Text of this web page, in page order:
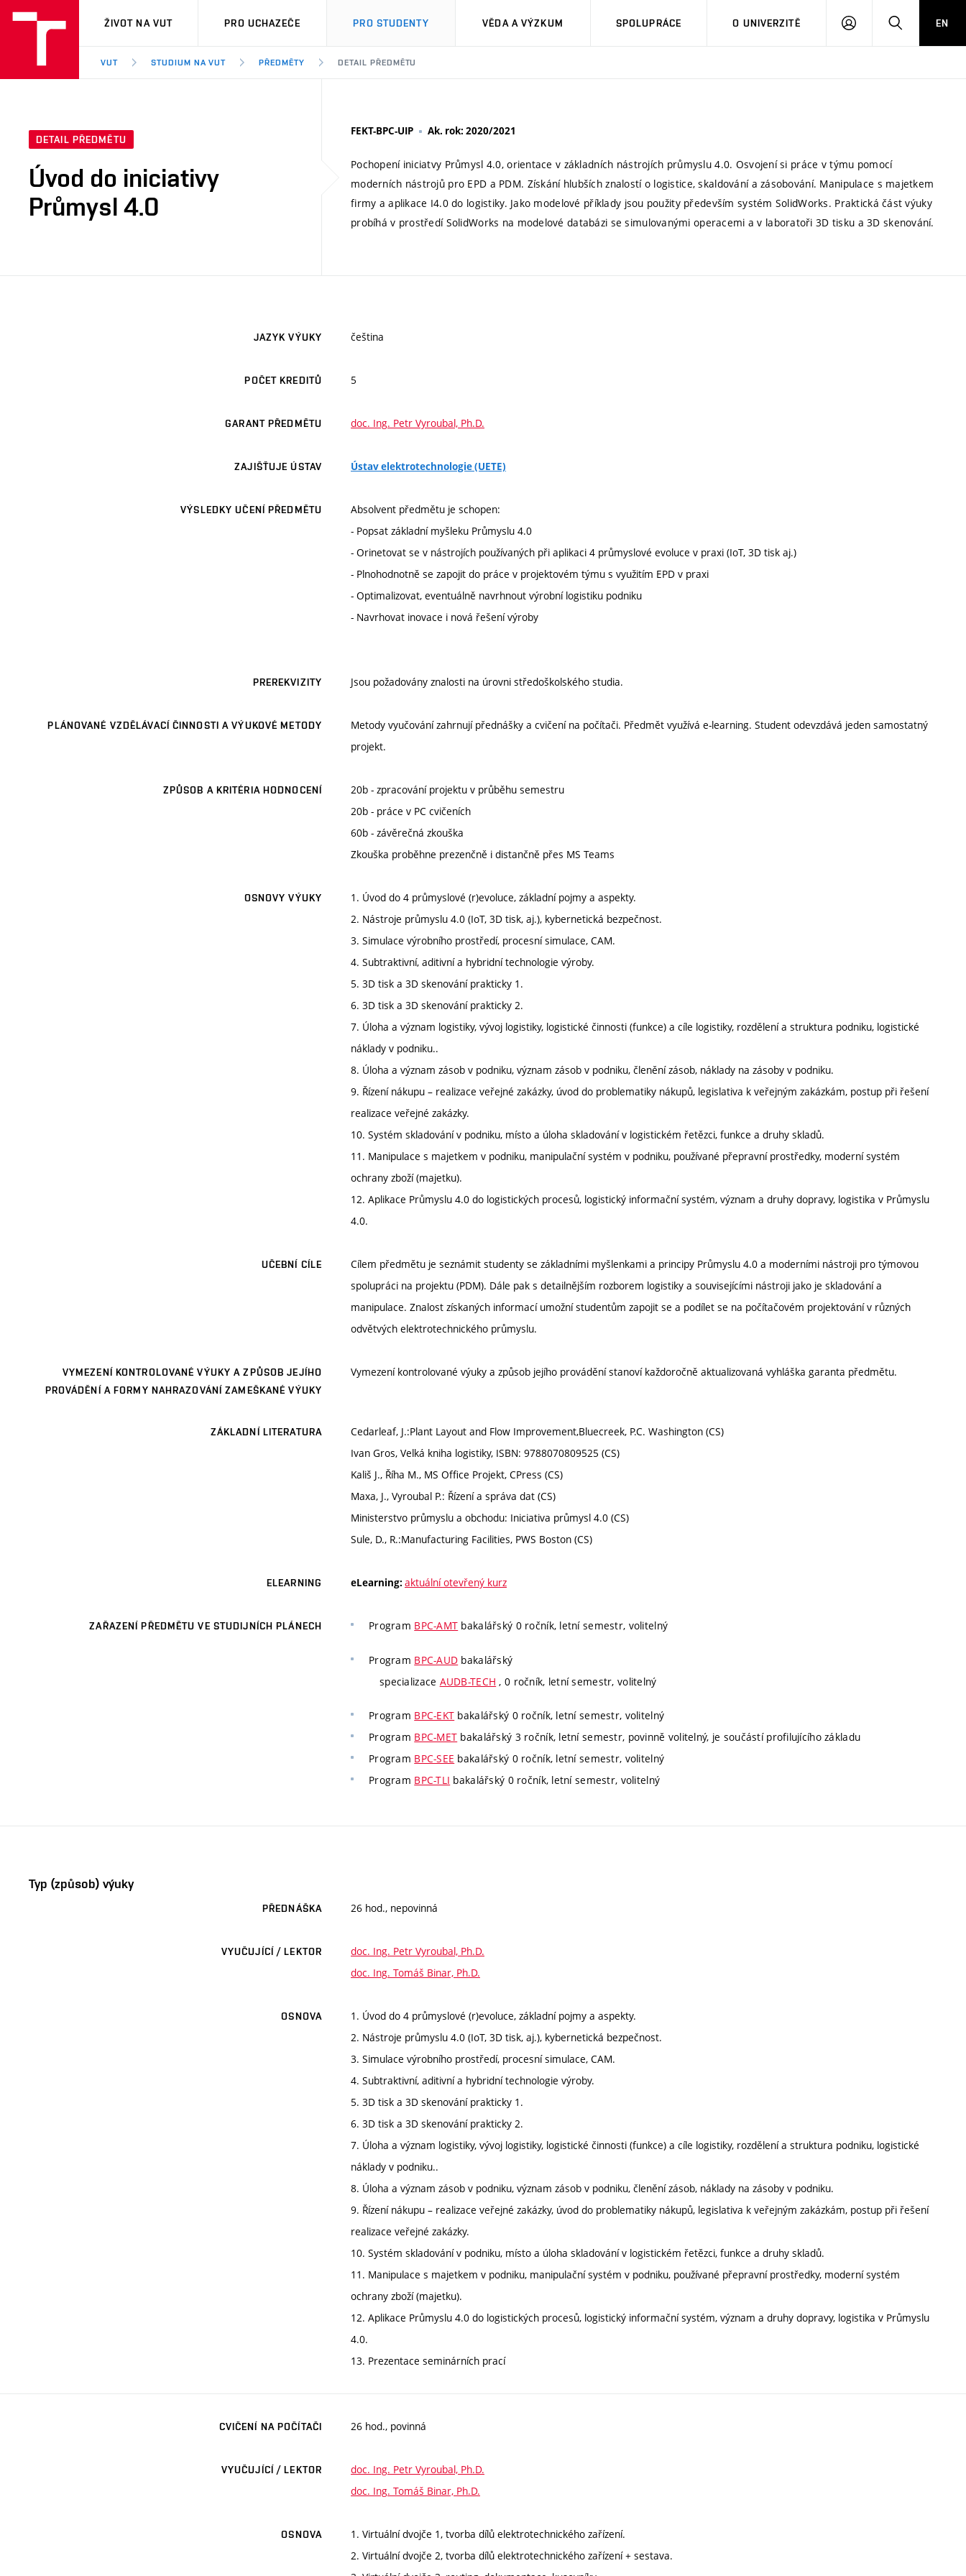
VUT
ŽIVOT NA VUT PRO UCHAZEČE PRO STUDENTY VĚDA A VÝZKUM SPOLUPRÁCE O UNIVERZITĚ
PŘIHLÁSIT HLEDATEN
VUT STUDIUM NA VUT PŘEDMĚTY DETAIL PŘEDMĚTU
DETAIL PŘEDMĚTU
Úvod do iniciativy
Průmysl 4.0
FEKT-BPC-UIP Ak. rok: 2020/2021
Pochopení iniciatvy Průmysl 4.0, orientace v základních nástrojích průmyslu 4.0. Osvojení si práce v týmu pomocí
moderních nástrojů pro EPD a PDM. Získání hlubších znalostí o logistice, skaldování a zásobování. Manipulace s majetkem
firmy a aplikace I4.0 do logistiky. Jako modelové příklady jsou použity především systém SolidWorks. Praktická část výuky
probíhá v prostředí SolidWorks na modelové databázi se simulovanými operacemi a v laboratoři 3D tisku a 3D skenování.
JAZYK VÝUKY čeština
POČET KREDITŮ 5
GARANT PŘEDMĚTU doc. Ing. Petr Vyroubal, Ph.D.
ZAJIŠŤUJE ÚSTAV Ústav elektrotechnologie (UETE)
VÝSLEDKY UČENÍ PŘEDMĚTU
Absolvent předmětu je schopen:
- Popsat základní myšleku Průmyslu 4.0
- Orinetovat se v nástrojích používaných při aplikaci 4 průmyslové evoluce v praxi (IoT, 3D tisk aj.)
- Plnohodnotně se zapojit do práce v projektovém týmu s využitím EPD v praxi
- Optimalizovat, eventuálně navrhnout výrobní logistiku podniku
- Navrhovat inovace i nová řešení výroby
PREREKVIZITY Jsou požadovány znalosti na úrovni středoškolského studia.
PLÁNOVANÉ VZDĚLÁVACÍ ČINNOSTI A VÝUKOVÉ METODY
Metody vyučování zahrnují přednášky a cvičení na počítači. Předmět využívá e-learning. Student odevzdává jeden samostatný
projekt.
ZPŮSOB A KRITÉRIA HODNOCENÍ
20b - zpracování projektu v průběhu semestru
20b - práce v PC cvičeních
60b - závěrečná zkouška
Zkouška proběhne prezenčně i distančně přes MS Teams
OSNOVY VÝUKY
1. Úvod do 4 průmyslové (r)evoluce, základní pojmy a aspekty.
2. Nástroje průmyslu 4.0 (IoT, 3D tisk, aj.), kybernetická bezpečnost.
3. Simulace výrobního prostředí, procesní simulace, CAM.
4. Subtraktivní, aditivní a hybridní technologie výroby.
5. 3D tisk a 3D skenování prakticky 1.
6. 3D tisk a 3D skenování prakticky 2.
7. Úloha a význam logistiky, vývoj logistiky, logistické činnosti (funkce) a cíle logistiky, rozdělení a struktura podniku, logistické
náklady v podniku..
8. Úloha a význam zásob v podniku, význam zásob v podniku, členění zásob, náklady na zásoby v podniku.
9. Řízení nákupu – realizace veřejné zakázky, úvod do problematiky nákupů, legislativa k veřejným zakázkám, postup při řešení
realizace veřejné zakázky.
10. Systém skladování v podniku, místo a úloha skladování v logistickém řetězci, funkce a druhy skladů.
11. Manipulace s majetkem v podniku, manipulační systém v podniku, používané přepravní prostředky, moderní systém
ochrany zboží (majetku).
12. Aplikace Průmyslu 4.0 do logistických procesů, logistický informační systém, význam a druhy dopravy, logistika v Průmyslu
4.0.
UČEBNÍ CÍLE
Cílem předmětu je seznámit studenty se základními myšlenkami a principy Průmyslu 4.0 a moderními nástroji pro týmovou
spolupráci na projektu (PDM). Dále pak s detailnějším rozborem logistiky a souvisejícími nástroji jako je skladování a
manipulace. Znalost získaných informací umožní studentům zapojit se a podílet se na počítačovém projektování v různých
odvětvých elektrotechnického průmyslu.
VYMEZENÍ KONTROLOVANÉ VÝUKY A ZPŮSOB JEJÍHO
PROVÁDĚNÍ A FORMY NAHRAZOVÁNÍ ZAMEŠKANÉ VÝUKY
Vymezení kontrolované výuky a způsob jejího provádění stanoví každoročně aktualizovaná vyhláška garanta předmětu.
ZÁKLADNÍ LITERATURA
Cedarleaf, J.:Plant Layout and Flow Improvement,Bluecreek, P.C. Washington (CS)
Ivan Gros, Velká kniha logistiky, ISBN: 9788070809525 (CS)
Kališ J., Říha M., MS Office Projekt, CPress (CS)
Maxa, J., Vyroubal P.: Řízení a správa dat (CS)
Ministerstvo průmyslu a obchodu: Iniciativa průmysl 4.0 (CS)
Sule, D., R.:Manufacturing Facilities, PWS Boston (CS)
ELEARNING eLearning: aktuální otevřený kurz
ZAŘAZENÍ PŘEDMĚTU VE STUDIJNÍCH PLÁNECH Program BPC-AMT bakalářský 0 ročník, letní semestr, volitelný
Program BPC-AUD bakalářský
specializace AUDB-TECH , 0 ročník, letní semestr, volitelný
Program BPC-EKT bakalářský 0 ročník, letní semestr, volitelný
Program BPC-MET bakalářský 3 ročník, letní semestr, povinně volitelný, je součástí profilujícího základu
Program BPC-SEE bakalářský 0 ročník, letní semestr, volitelný
Program BPC-TLI bakalářský 0 ročník, letní semestr, volitelný
Typ (způsob) výuky
PŘEDNÁŠKA 26 hod., nepovinná
VYUČUJÍCÍ / LEKTOR
doc. Ing. Petr Vyroubal, Ph.D.
doc. Ing. Tomáš Binar, Ph.D.
OSNOVA
1. Úvod do 4 průmyslové (r)evoluce, základní pojmy a aspekty.
2. Nástroje průmyslu 4.0 (IoT, 3D tisk, aj.), kybernetická bezpečnost.
3. Simulace výrobního prostředí, procesní simulace, CAM.
4. Subtraktivní, aditivní a hybridní technologie výroby.
5. 3D tisk a 3D skenování prakticky 1.
6. 3D tisk a 3D skenování prakticky 2.
7. Úloha a význam logistiky, vývoj logistiky, logistické činnosti (funkce) a cíle logistiky, rozdělení a struktura podniku, logistické
náklady v podniku..
8. Úloha a význam zásob v podniku, význam zásob v podniku, členění zásob, náklady na zásoby v podniku.
9. Řízení nákupu – realizace veřejné zakázky, úvod do problematiky nákupů, legislativa k veřejným zakázkám, postup při řešení
realizace veřejné zakázky.
10. Systém skladování v podniku, místo a úloha skladování v logistickém řetězci, funkce a druhy skladů.
11. Manipulace s majetkem v podniku, manipulační systém v podniku, používané přepravní prostředky, moderní systém
ochrany zboží (majetku).
12. Aplikace Průmyslu 4.0 do logistických procesů, logistický informační systém, význam a druhy dopravy, logistika v Průmyslu
4.0.
13. Prezentace seminárních prací
CVIČENÍ NA POČÍTAČI 26 hod., povinná
VYUČUJÍCÍ / LEKTOR
doc. Ing. Petr Vyroubal, Ph.D.
doc. Ing. Tomáš Binar, Ph.D.
OSNOVA
1. Virtuální dvojče 1, tvorba dílů elektrotechnického zařízení.
2. Virtuální dvojče 2, tvorba dílů elektrotechnického zařízení + sestava.